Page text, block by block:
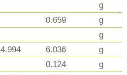
g
0.659
g
g
4.994 6.036
g
0.124
g